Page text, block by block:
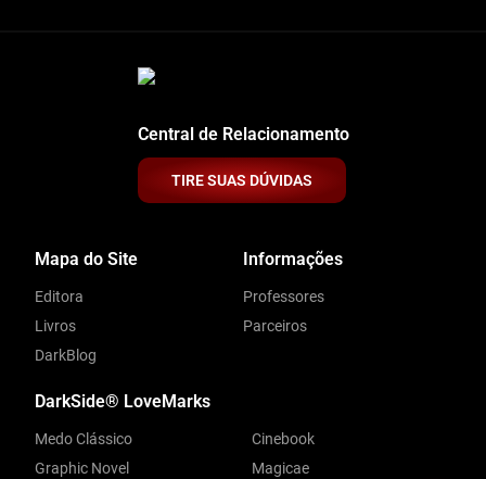
Central de Relacionamento
TIRE SUAS DÚVIDAS
Mapa do Site
Editora
Livros
DarkBlog
Informações
Professores
Parceiros
DarkSide® LoveMarks
Medo Clássico
Graphic Novel
Cinebook
Magicae